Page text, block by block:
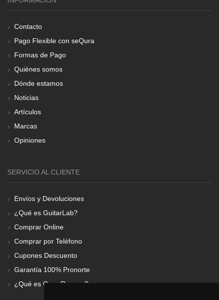
Contacto
Pago Flexible con seQura
Formas de Pago
Quiénes somos
Dónde estamos
Noticias
Artículos
Marcas
Opiniones
SERVICIO AL CLIENTE
Envíos y Devoluciones
¿Qué es GuitarLab?
Comprar Online
Comprar por Teléfono
Cupones Descuento
Garantía 100% Pronorte
¿Qué es Gear Renove?